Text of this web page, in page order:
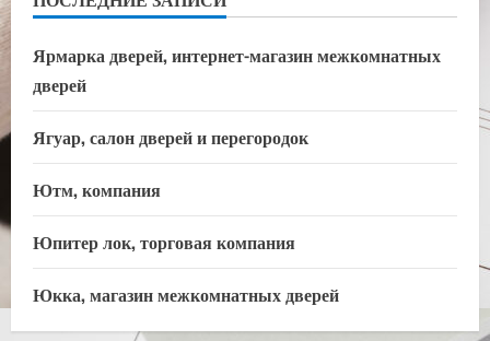
Ярмарка дверей, интернет-магазин межкомнатных
дверей
Ягуар, салон дверей и перегородок
Ютм, компания
Юпитер лок, торговая компания
Юкка, магазин межкомнатных дверей